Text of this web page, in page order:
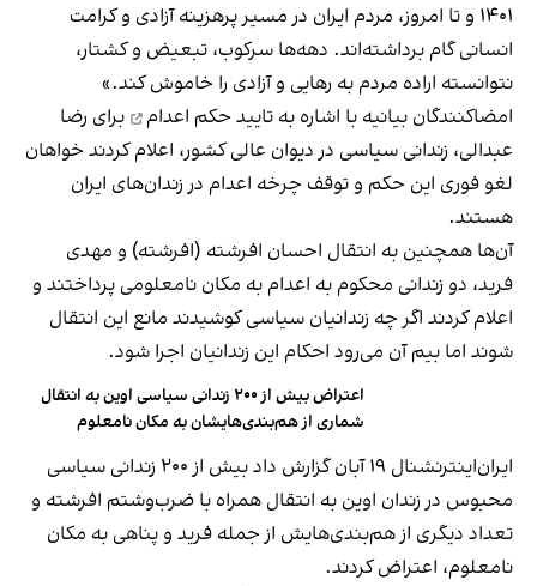
۱۴۰۱ و تا امروز، مردم ایران در مسیر پرهزینه‌ آزادی و کرامت
انسانی گام برداشته‌اند. دهه‌ها سرکوب، تبعیض و کشتار،
نتوانسته اراده مردم به رهایی و آزادی را خاموش کند.»
امضاکنندگان بیانیه با اشاره به تایید حکم اعدام
برای رضا
عبدالی، زندانی سیاسی در دیوان عالی کشور، اعلام کردند خواهان
لغو فوری این حکم و توقف چرخه‌ اعدام در زندان‌های ایران
هستند.
آن‌ها همچنین به انتقال احسان افرشته (افرشته) و مهدی
فرید، دو زندانی محکوم به اعدام به مکان نامعلومی پرداختند و
اعلام کردند اگر چه زندانیان سیاسی کوشیدند مانع این انتقال
شوند اما بیم آن می‌رود احکام این زندانیان اجرا شود.
اعتراض بیش از ۲۰۰ زندانی سیاسی اوین به انتقال
شماری از هم‌بندی‌هایشان به مکان نامعلوم
ایران‌اینترنشنال ۱۹ آبان گزارش داد بیش از ۲۰۰ زندانی سیاسی
محبوس در زندان اوین به انتقال همراه با ضرب‌وشتم افرشته و
تعداد دیگری از هم‌بندی‌هایش از جمله فرید و پناهی به مکان
نامعلوم، اعتراض کردند.